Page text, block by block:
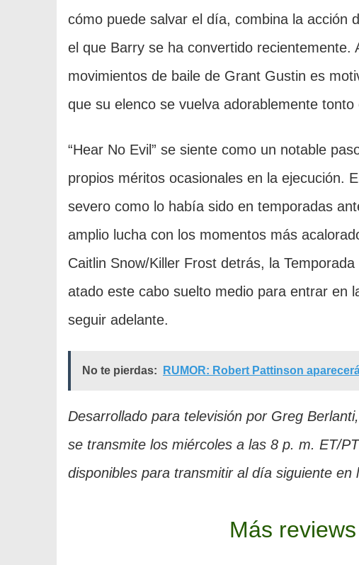
cómo puede salvar el día, combina la acción
el que Barry se ha convertido recientemente.
movimientos de baile de Grant Gustin es
que su elenco se vuelva adorablemente
“Hear No Evil” se siente como un notable
propios méritos ocasionales en la ejecución.
severo como lo había sido en temporadas
amplio lucha con los momentos más
Caitlin Snow/Killer Frost detrás, la
atado este cabo suelto medio para entrar en
seguir adelante.
No te pierdas: RUMOR: Robert Pattinson
Desarrollado para televisión por Greg
se transmite los miércoles a las 8 p. m. ET/
disponibles para transmitir al día siguiente en
Más